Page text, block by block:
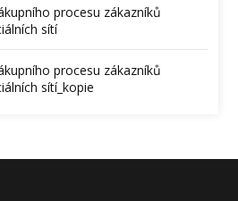
procesu zákazníků
sítí
procesu zákazníků
sítí_kopie